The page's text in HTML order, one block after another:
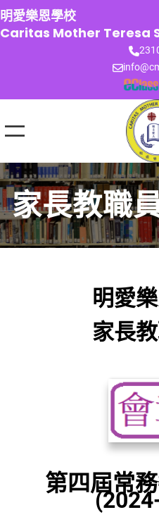
跳
至
主
明愛樂恩學校
Caritas Mother Teresa
家長教職
明愛
家長
第四屆常